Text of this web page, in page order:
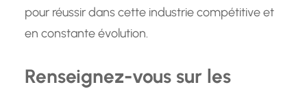
pour réussir dans cette industrie compétitive et
en constante évolution.
Renseignez-vous sur les